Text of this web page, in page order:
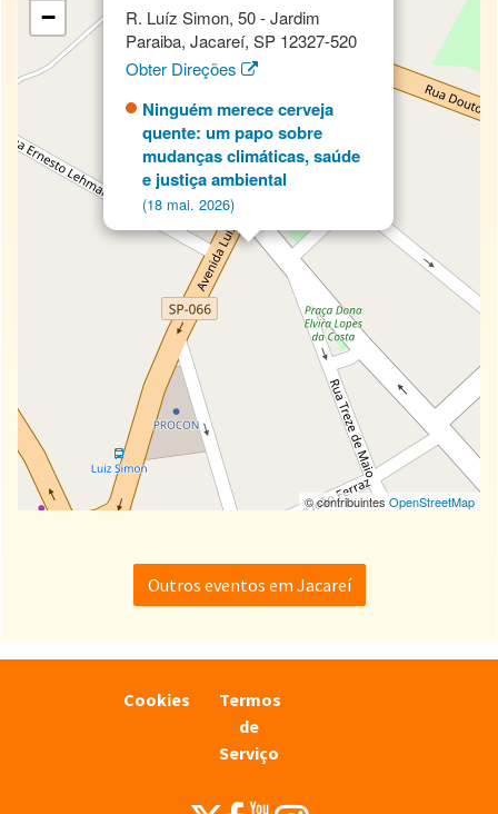
R. Luíz Simon, 50 - Jardim
Paraiba, Jacareí, SP 12327-520
Obter Direções
Ninguém merece cerveja
quente: um papo sobre
mudanças climáticas, saúde
e justiça ambiental
(18 mai. 2026)
−
© contribuintes OpenStreetMap
Outros eventos em Jacareí
Cookies
Termos
de
Serviço